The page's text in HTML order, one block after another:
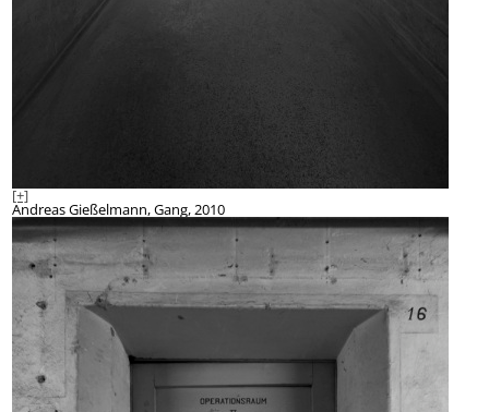
[+]
Andreas Gießelmann, Gang, 2010